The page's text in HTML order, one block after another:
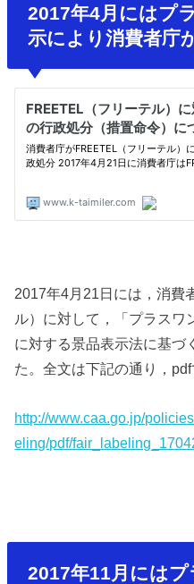
2017年4月にはプ
示により消費者庁
2017年4月21日には，消費
ル）に対して，「プラスワ
に対する景品表示法に基づ
た。全文は下記の通り，
http://www.caa.go.jp/
eling/pdf/
2017年11月には